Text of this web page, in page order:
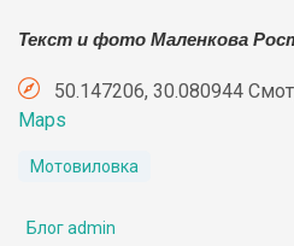
Текст и фото Маленкова
50.147206, 30.080944
Maps
Мотовиловка
Блог admin